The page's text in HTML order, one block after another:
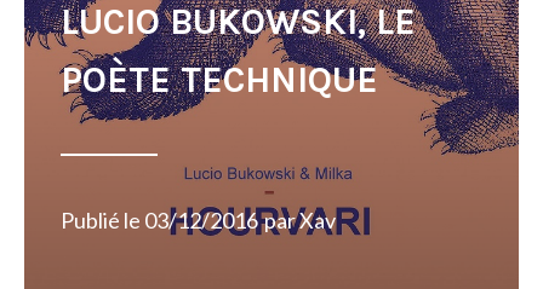
LUCIO BUKOWSKI, LE
POÈTE TECHNIQUE
Publié le 03/12/2016 parXav